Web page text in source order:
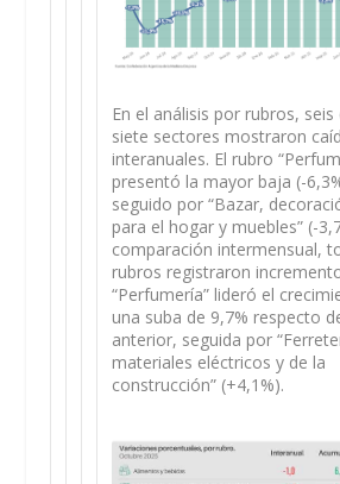
En el análisis por rubros, seis
siete sectores mostraron
interanuales. El rubro
presentó la mayor baja (-
seguido por “Bazar,
para el hogar y muebles” (-
comparación intermensual,
rubros registraron
“Perfumería” lideró el
una suba de 9,7% respecto
anterior, seguida por
materiales eléctricos y de la
construcción” (+4,1%).